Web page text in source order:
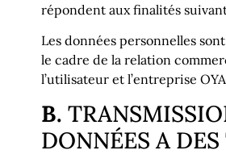
répondent aux finalités
Les données personnelles
le cadre de la relation
l’utilisateur et l’entreprise
B.
DONNÉES A DES